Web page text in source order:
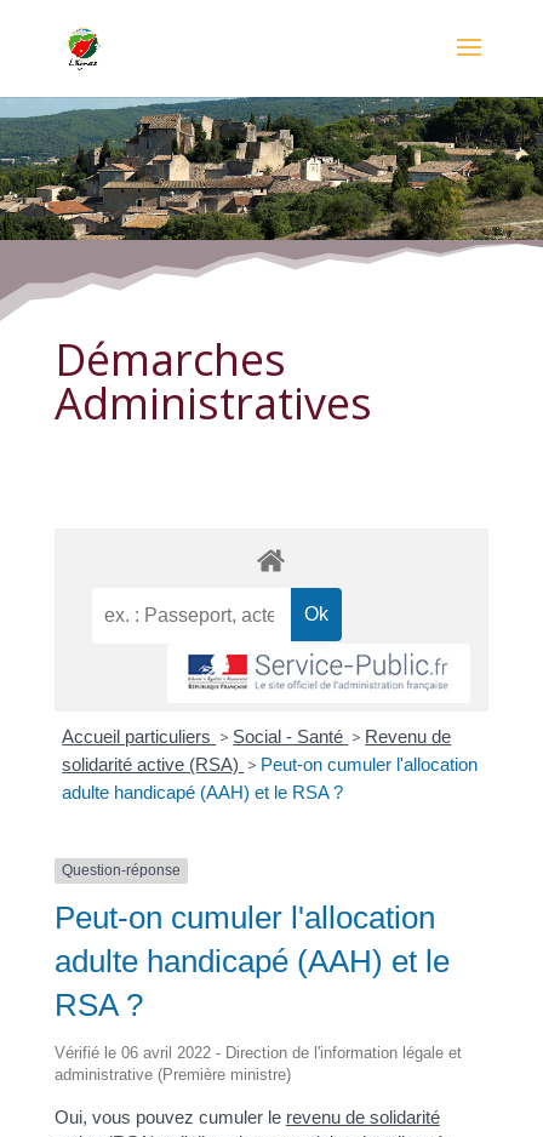
Démarches Administratives
Démarches
Administratives
Accueil particuliers > Social - Santé > Revenu de
solidarité active (RSA) > Peut-on cumuler l'allocation
adulte handicapé (AAH) et le RSA ?
Question-réponse
Peut-on cumuler l'allocation
adulte handicapé (AAH) et le
RSA ?
Vérifié le 06 avril 2022 - Direction de l'information légale et
administrative (Première ministre)
Oui, vous pouvez cumuler le revenu de solidarité